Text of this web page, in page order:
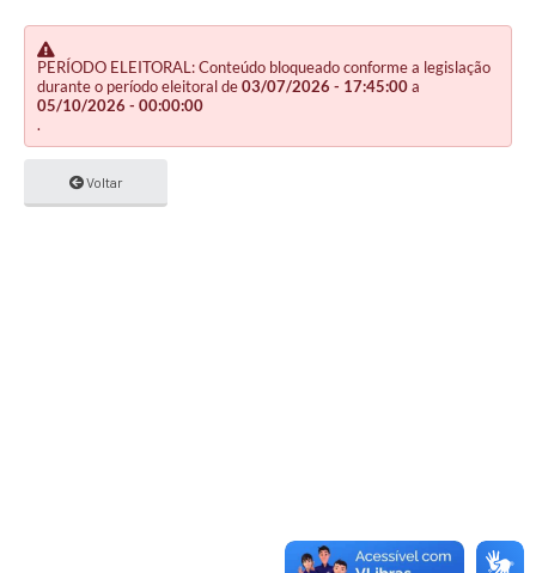
PERÍODO ELEITORAL: Conteúdo bloqueado conforme a legislação
durante o período eleitoral de03/07/2026 - 17:45:00a
05/10/2026 - 00:00:00
.
Voltar